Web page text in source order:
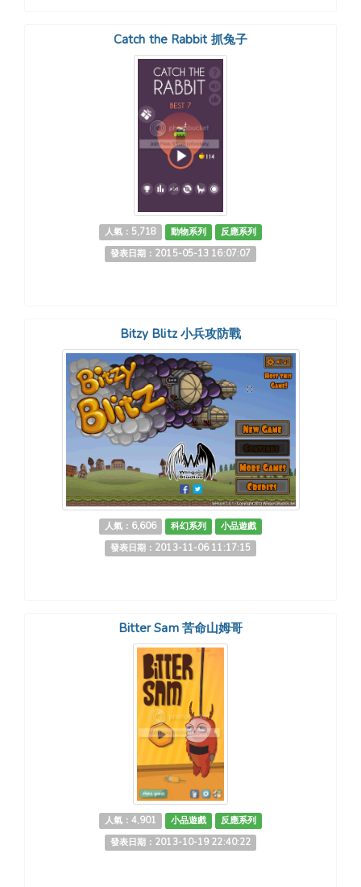
Catch the Rabbit 抓兔子
人氣：5,718 動物系列
反應系列
發表日期：2015-05-13 16:07:07
Bitzy Blitz 小兵攻防戰
人氣：6,606 科幻系列
小品遊戲
發表日期：2013-11-06 11:17:15
Bitter Sam 苦命山姆哥
人氣：4,901 小品遊戲
反應系列
發表日期：2013-10-19 22:40:22